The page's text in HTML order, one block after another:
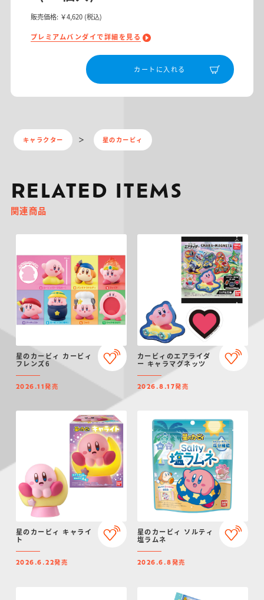
販売価格: ￥4,620 (税込)
プレミアムバンダイで詳細を見る
カートに入れる
キャラクター 星のカービィ
RELATED ITEMS
関連商品
星のカービィ カービィ
フレンズ6
2026.11発売
カービィのエアライダ
ー キャラマグネッツ
2026.8.17発売
星のカービィ キャライ
ト
2026.6.22発売
星のカービィ ソルティ
塩ラムネ
2026.6.8発売